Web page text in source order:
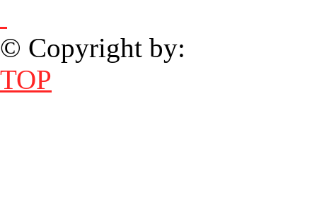
© Copyright by:
TOP